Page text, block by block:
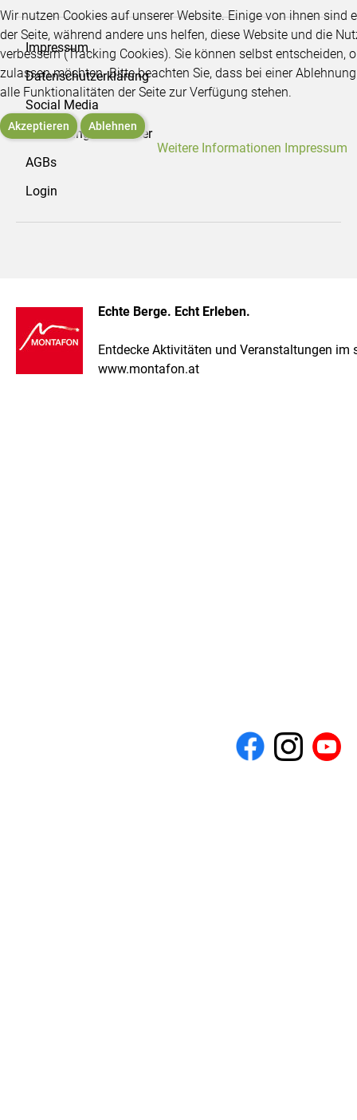
Impressum
Datenschutzerklärung
Social Media
Anmeldung Newsletter
AGBs
Login
Echte Berge. Echt Erleben.
Entdecke Aktivitäten und Veranstaltungen im
www.montafon.at
Wir nutzen Cookies auf unserer Website. Einige von ihnen sind
der Seite, während andere uns helfen, diese Website und die
verbessern (Tracking Cookies). Sie können selbst entscheiden,
zulassen möchten. Bitte beachten Sie, dass bei einer
alle Funktionalitäten der Seite zur Verfügung stehen.
Akzeptieren Ablehnen
Weitere Informationen Impressum